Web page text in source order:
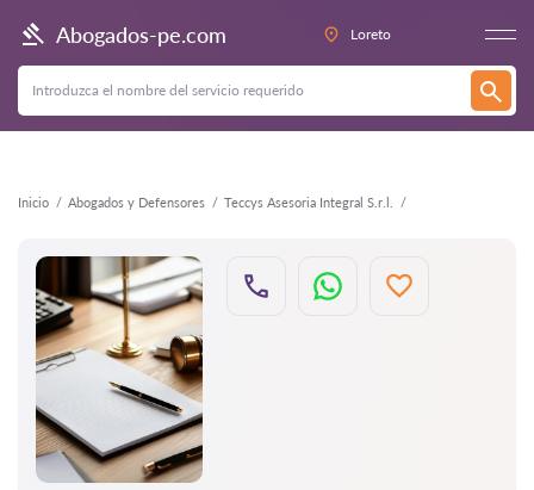
Abogados-pe.com Loreto
Inicio Abogados y Defensores Teccys Asesoria Integral S.r.l.
Atrás